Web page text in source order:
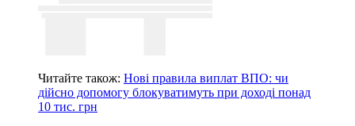
Читайте також: Нові правила виплат ВПО: чи
дійсно допомогу блокуватимуть при доході понад
10 тис. грн